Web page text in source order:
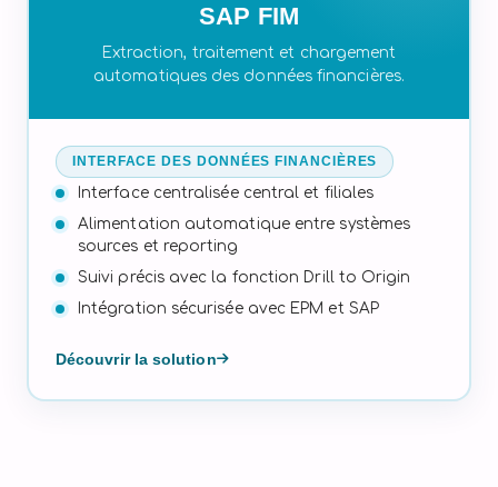
SAP FIM
Extraction, traitement et chargement
automatiques des données financières.
INTERFACE DES DONNÉES FINANCIÈRES
Interface centralisée central et filiales
Alimentation automatique entre systèmes
sources et reporting
Suivi précis avec la fonction Drill to Origin
Intégration sécurisée avec EPM et SAP
Découvrir la solution